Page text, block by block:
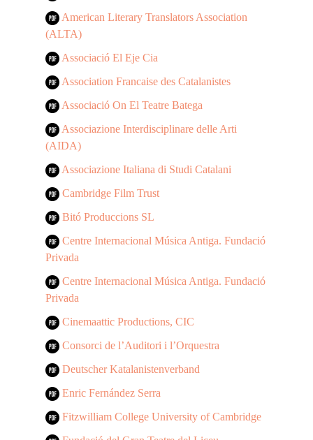
American Literary Translators Association
(ALTA)
Associació El Eje Cia
Association Francaise des Catalanistes
Associació On El Teatre Batega
Associazione Interdisciplinare delle Arti
(AIDA)
Associazione Italiana di Studi Catalani
Cambridge Film Trust
Bitó Produccions SL
Centre Internacional Música Antiga. Fundació
Privada
Centre Internacional Música Antiga. Fundació
Privada
Cinemaattic Productions, CIC
Consorci de l’Auditori i l’Orquestra
Deutscher Katalanistenverband
Enric Fernández Serra
Fitzwilliam College University of Cambridge